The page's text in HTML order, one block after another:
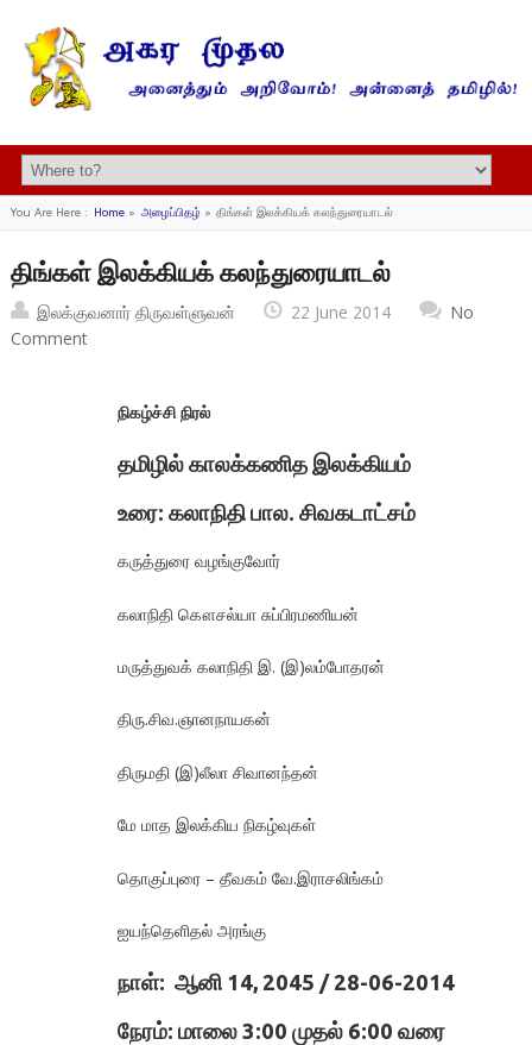
You Are Here : Home» அழைப்பிதழ் » திங்கள் இலக்கியக் கலந்துரையாடல்
திங்கள் இலக்கியக் கலந்துரையாடல்
இலக்குவனார் திருவள்ளுவன் 22 June 2014
No
Comment
நிகழ்ச்சி நிரல்
தமிழில் காலக்கணித இலக்கியம்
உரை: கலாநிதி பால. சிவகடாட்சம்
கருத்துரை வழங்குவோர்
கலாநிதி கௌசல்யா சுப்பிரமணியன்
மருத்துவக் கலாநிதி இ. (இ)லம்போதரன்
திரு.சிவ.ஞானநாயகன்
திருமதி (இ)லீலா சிவானந்தன்
மே மாத இலக்கிய நிகழ்வுகள்
தொகுப்புரை – தீவகம் வே.இராசலிங்கம்
ஐயந்தெளிதல் அரங்கு
நாள்: ஆனி 14, 2045 / 28-06-2014
நேரம்: மாலை 3:00 முதல் 6:00 வரை